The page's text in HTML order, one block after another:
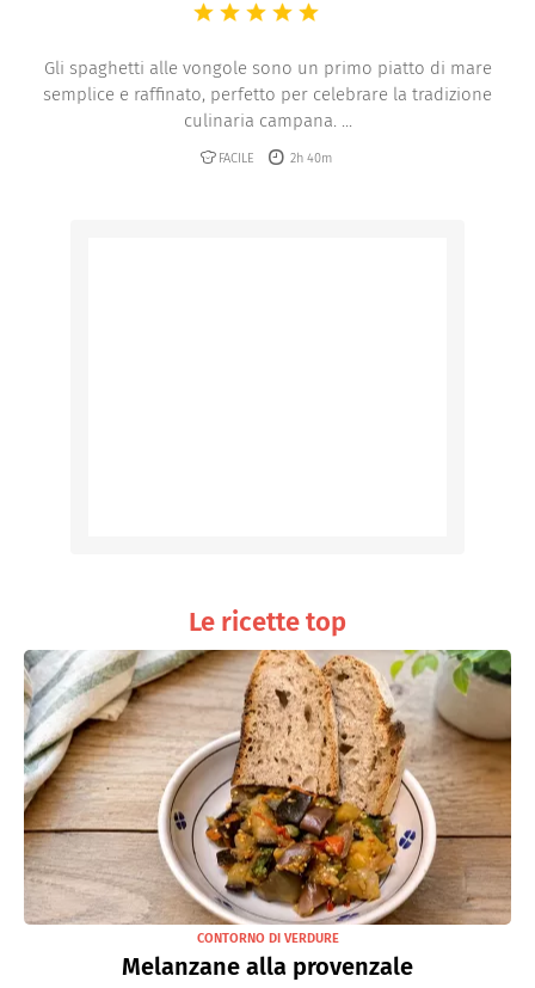
Gli spaghetti alle vongole sono un primo piatto di mare
semplice e raffinato, perfetto per celebrare la tradizione
culinaria campana. ...
FACILE 2h 40m
Le ricette top
CONTORNO DI VERDURE
Melanzane alla provenzale